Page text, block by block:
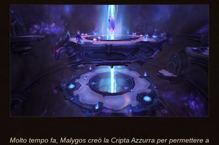
Molto tempo fa, Malygos creò la Cripta Azzurra per permettere a